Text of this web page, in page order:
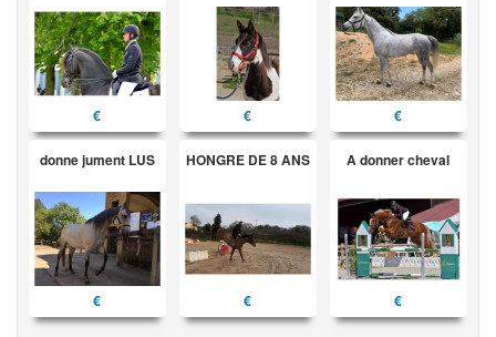
€ € €
donne jument LUS
€
HONGRE DE 8 ANS
€
A donner cheval
€